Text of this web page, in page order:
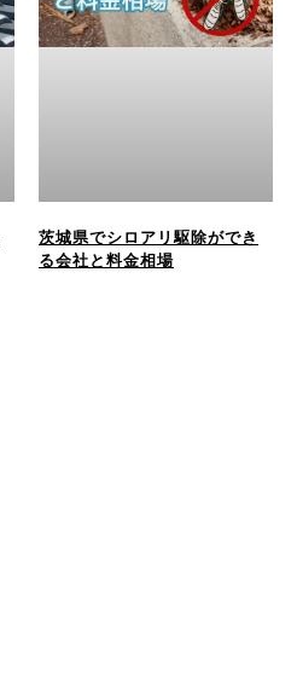
茨城県でシロアリ駆除ができ
る会社と料金相場